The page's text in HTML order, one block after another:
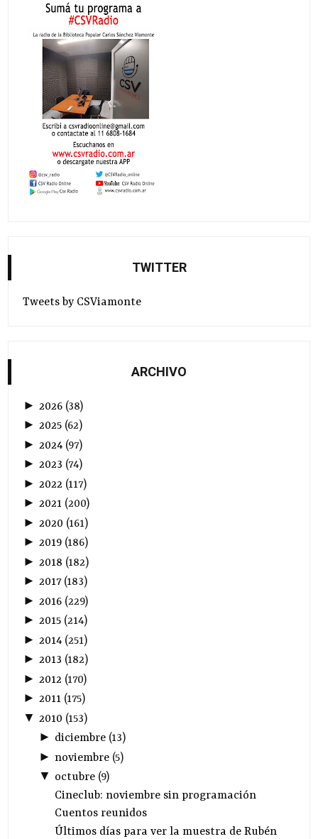
TWITTER
Tweets by CSViamonte
ARCHIVO
► 2026 (38)
►2025 (62)
► 2024 (97)
►2023 (74)
► 2022 (117)
►2021 (200)
► 2020 (161)
►2019 (186)
► 2018 (182)
►2017(183)
► 2016 (229)
►2015 (214)
► 2014 (251)
►2013 (182)
► 2012 (170)
►2011 (175)
▼ 2010 (153)
► diciembre(13)
► noviembre(5)
▼ octubre(9)
Cineclub: noviembre sin programación
Cuentos reunidos
Últimos días para ver la muestra de Rubén